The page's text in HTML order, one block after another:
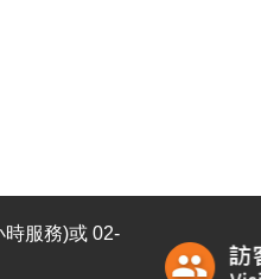
服務)或 02-